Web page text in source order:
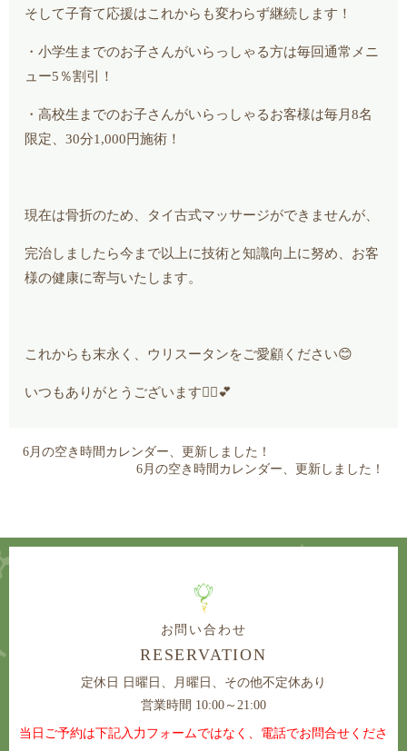
そして子育て応援はこれからも変わらず継続します！
・小学生までのお子さんがいらっしゃる方は毎回通常メニ
ュー5％割引！
・高校生までのお子さんがいらっしゃるお客様は毎月8名
限定、30分1,000円施術！
現在は骨折のため、タイ古式マッサージができませんが、
完治しましたら今まで以上に技術と知識向上に努め、お客
様の健康に寄与いたします。
これからも末永く、ウリスータンをご愛顧ください😊
いつもありがとうございます🙂‍↕️💕
6月の空き時間カレンダー、更新しました！
6月の空き時間カレンダー、更新しました！
お問い合わせ
RESERVATION
定休日
日曜日、月曜日、その他不定休あり
営業時間 10:00～21:00
当日ご予約は下記入力フォームではなく、電話でお問合せくださ